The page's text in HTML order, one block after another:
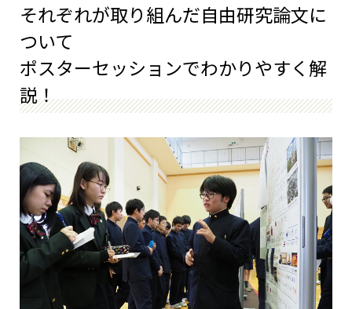
それぞれが取り組んだ自由研究論文に
ついて
ポスターセッションでわかりやすく解
説！